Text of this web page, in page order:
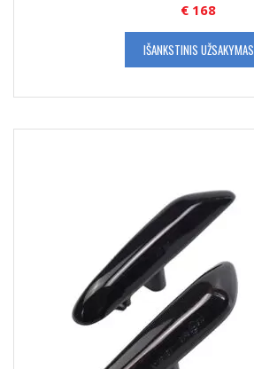
€ 168
IŠANKSTINIS UŽSAKYMAS